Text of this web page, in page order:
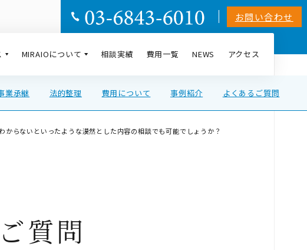
お問い合わせ
MIRAIOについて 相談実績 費用一覧 NEWS アクセス
業承継 法的整理 費用について 事例紹介 よくあるご質問
らないといったような漠然とした内容の相談でも可能でしょうか？
質問